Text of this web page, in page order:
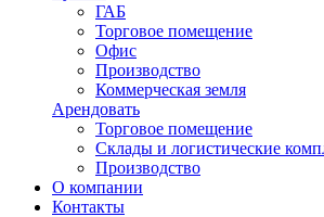
ГАБ
Торговое помещение
Офис
Производство
Коммерческая земля
Арендовать
Торговое помещение
Склады и логистические
Производство
О компании
Контакты